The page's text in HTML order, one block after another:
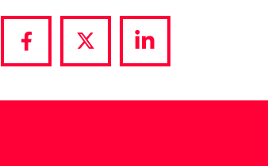
Share
Facebook
Share
Twitter
Share
LinkedIn